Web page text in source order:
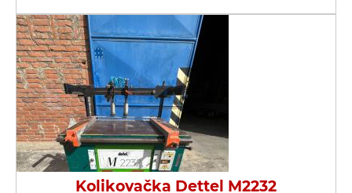
Kolikovačka Dettel M2232